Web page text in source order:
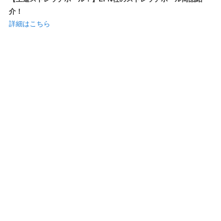
介！
詳細はこちら